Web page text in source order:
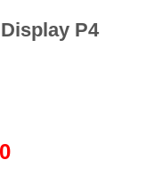
P4
Current